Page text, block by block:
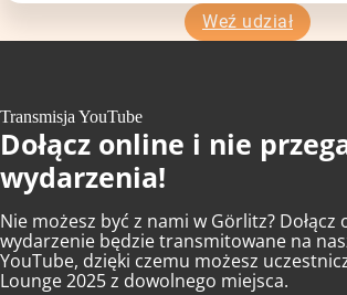
Weź udział
Dołącz online i nie
wydarzenia!
Transmisja YouTube
Nie możesz być z nami w Görlitz? Dołącz
wydarzenie będzie transmitowane na
YouTube, dzięki czemu możesz
Lounge 2025 z dowolnego miejsca.